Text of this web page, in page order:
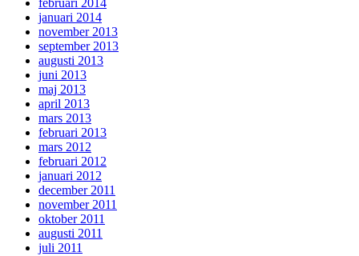
februari 2014
januari 2014
november 2013
september 2013
augusti 2013
juni 2013
maj 2013
april 2013
mars 2013
februari 2013
mars 2012
februari 2012
januari 2012
december 2011
november 2011
oktober 2011
augusti 2011
juli 2011